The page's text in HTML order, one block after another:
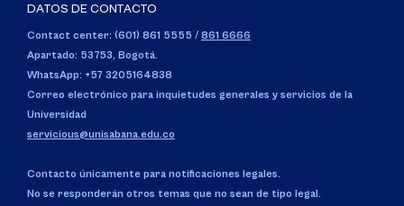
DATOS DE CONTACTO
Contact center: (601) 861 5555 / 861 6666
Apartado: 53753, Bogotá.
WhatsApp: +57 3205164838
Correo electrónico para inquietudes generales y servicios de la
Universidad
servicious@unisabana.edu.co
Contacto únicamente para notificaciones legales.
No se responderán otros temas que no sean de tipo legal.